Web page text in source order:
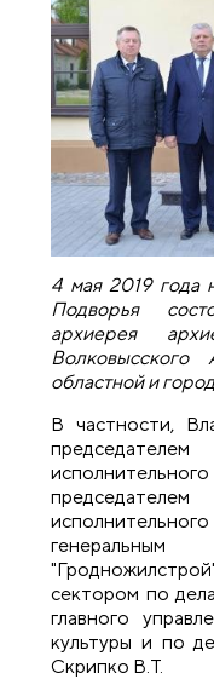
4 мая 2019 года
Подворья
архиерея
Волковысского
областной и
В частности,
сектором по
главного
культуры и по
Скрипко В.Т.